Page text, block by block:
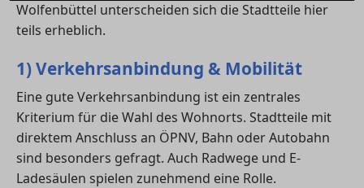
Wolfenbüttel unterscheiden sich die Stadtteile hier
teils erheblich.
1) Verkehrsanbindung & Mobilität
Eine gute Verkehrsanbindung ist ein zentrales
Kriterium für die Wahl des Wohnorts. Stadtteile mit
direktem Anschluss an ÖPNV, Bahn oder Autobahn
sind besonders gefragt. Auch Radwege und E-
Ladesäulen spielen zunehmend eine Rolle.